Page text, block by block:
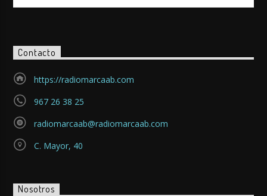
Contacto
https://radiomarcaab.com
967 26 38 25
radiomarcaab@radiomarcaab.com
C. Mayor, 40
Nosotros